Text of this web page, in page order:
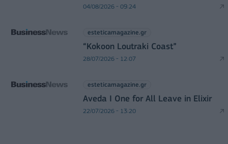
04/08/2026 - 09:24
esteticamagazine.gr
“Kokoon Loutraki Coast”
28/07/2026 - 12:07
esteticamagazine.gr
Aveda I One for All Leave in Elixir
22/07/2026 - 13:20